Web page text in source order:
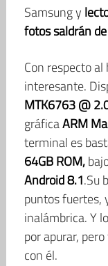
Samsung y
fotos saldrán
Con respecto
interesante.
MTK6763 @
gráficaARM
terminal es
64GB ROM,
Android 8.1.Su
puntos fuertes,
inalámbrica. Y
por apurar,
con él.